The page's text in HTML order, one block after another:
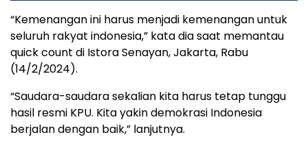
“Kemenangan ini harus menjadi kemenangan untuk
seluruh rakyat indonesia,” kata dia saat memantau
quick count di Istora Senayan, Jakarta, Rabu
(14/2/2024).
“Saudara-saudara sekalian kita harus tetap tunggu
hasil resmi KPU. Kita yakin demokrasi Indonesia
berjalan dengan baik,” lanjutnya.